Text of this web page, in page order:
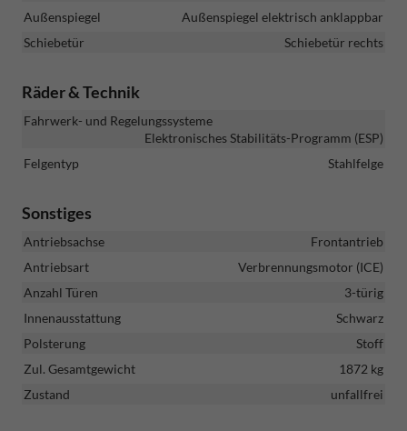
Außenspiegel
Außenspiegel elektrisch anklappbar
Schiebetür
Schiebetür rechts
Räder & Technik
Fahrwerk- und Regelungssysteme
Elektronisches Stabilitäts-Programm (ESP)
Felgentyp
Stahlfelge
Sonstiges
Antriebsachse
Frontantrieb
Antriebsart
Verbrennungsmotor (ICE)
Anzahl Türen
3-türig
Innenausstattung
Schwarz
Polsterung
Stoff
Zul. Gesamtgewicht
1872 kg
Zustand
unfallfrei